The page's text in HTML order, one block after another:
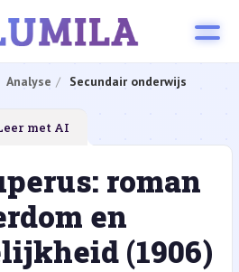
Analyse Secundair onderwijs
met AI
roman
en
(1906)